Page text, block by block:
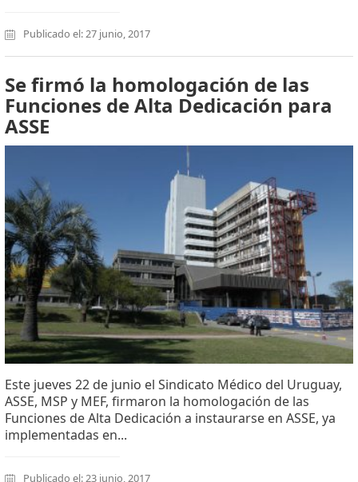
Publicado el: 27 junio, 2017
Se firmó la homologación de las
Funciones de Alta Dedicación para
ASSE
Este jueves 22 de junio el Sindicato Médico del Uruguay,
ASSE, MSP y MEF, firmaron la homologación de las
Funciones de Alta Dedicación a instaurarse en ASSE, ya
implementadas en...
Publicado el: 23 junio, 2017